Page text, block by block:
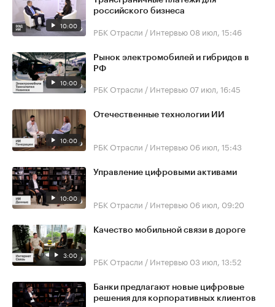
10:00
российского бизнеса
РБК Отрасли / Интервью 08 июл, 15:46
10:00
Рынок электромобилей и гибридов в
РФ
РБК Отрасли / Интервью 07 июл, 16:45
10:00
Отечественные технологии ИИ
РБК Отрасли / Интервью 06 июл, 15:43
10:00
Управление цифровыми активами
РБК Отрасли / Интервью 06 июл, 09:20
3:00
Качество мобильной связи в дороге
РБК Отрасли / Интервью 03 июл, 13:52
Банки предлагают новые цифровые
решения для корпоративных клиентов